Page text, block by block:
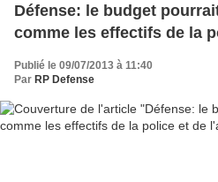
Défense: le budget
comme les effectifs de la
Publié le 09/07/2013 à 11:40
Par RP Defense